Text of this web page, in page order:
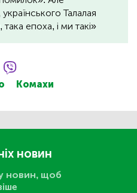
Талалая
епоха, і ми такі»
Комахи
новин
новин, щоб